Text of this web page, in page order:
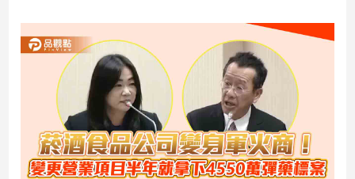
產
經/